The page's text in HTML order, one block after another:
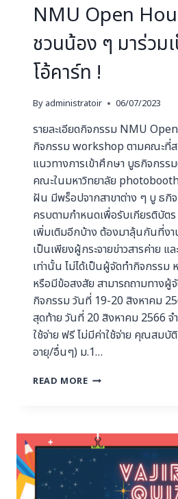
NMU Open
ชวนน้อง ๆ มาร่วม
โอ้คาร์ท !
By administratoir 06/07/2023
รายละเอียดกิจกรรม NMU
กิจกรรม workshop ตามคณะที่ส
แนวทางการเข้าศึกษา บูธกิจกรร
คณะในมหาวิทยาลัย
ฝัน มีพร็อปจากสาขาต่าง ๆ บู ธกิ
ครบตามกำหนดเพื่อรับเกียรติบัตร
เพิ่มเติมอีกบ้าง ต้องมาลุ้นกันที่ง
เป็นเพียงผู้กระจายข่าวสารค่าย แ
เท่านั้น ไม่ได้เป็นผู้จัดทำกิจกรร
หรือมีข้อสงสัย สามารถถามทางผู้
กิจกรรม วันที่ 19-20 สิงหาคม
สุดท้าย วันที่ 20 สิงหาคม 2566 จ
ใช้จ่าย ฟรี ไม่มีค่าใช้จ่าย คุณสมบั
อายุ/อื่นๆ) ม.1…
READ MORE